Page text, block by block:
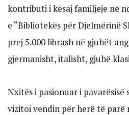
kontributi i kësaj familjeje në
e “Bibliotekës për Djelmërinë
prej 5.000 librash në gjuhët
gjermanisht, italisht, gjuhë
Nxitës i pasionuar i pavarësisë
vizitoi vendin për herë të parë